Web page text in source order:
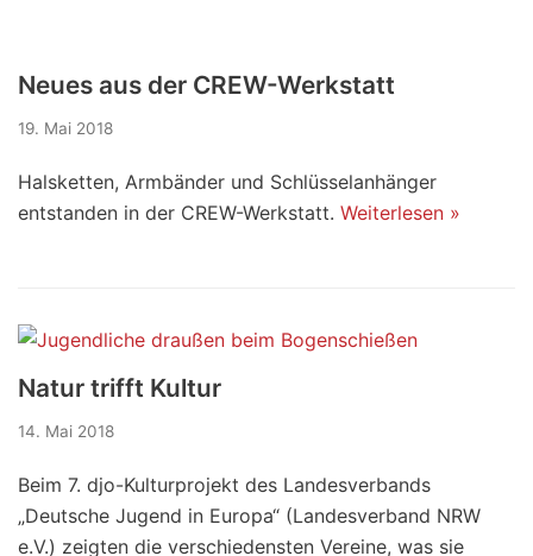
Neues aus der CREW-Werkstatt
19. Mai 2018
Halsketten, Armbänder und Schlüsselanhänger
entstanden in der CREW-Werkstatt. Weiterlesen »
Natur trifft Kultur
14. Mai 2018
Beim 7. djo-Kulturprojekt des Landesverbands
„Deutsche Jugend in Europa“ (Landesverband NRW
e.V.) zeigten die verschiedensten Vereine, was sie